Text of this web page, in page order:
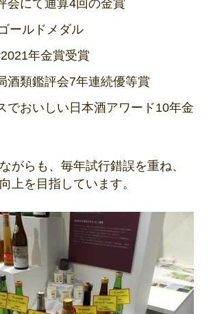
会にて通算4回の金賞
ールドメダル
年金賞受賞
酒類鑑評会7年連続優等賞
でおいしい日本酒アワード10年金
がらも、毎年試行錯誤を重ね、
上を目指しています。